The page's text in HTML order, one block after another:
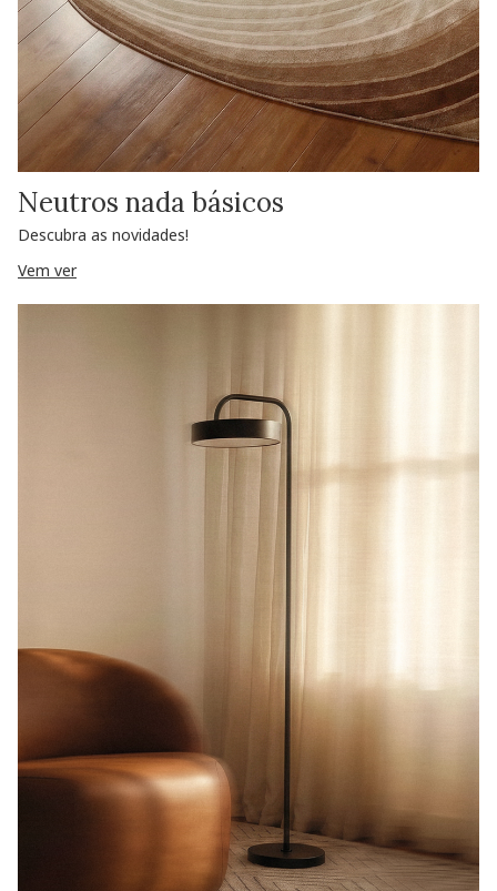
Neutros nada básicos
Descubra as novidades!
Vem ver